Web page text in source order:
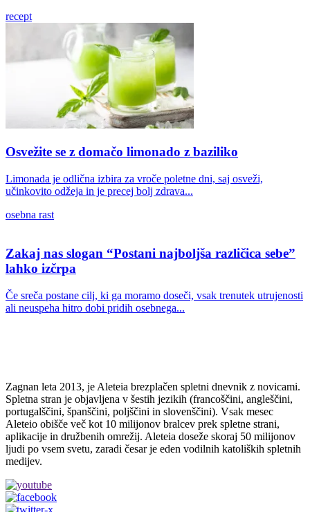
recept
Osvežite se z domačo limonado z baziliko
Limonada je odlična izbira za vroče poletne dni, saj osveži,
učinkovito odžeja in je precej bolj zdrava...
osebna rast
Zakaj nas slogan “Postani najboljša različica sebe”
lahko izčrpa
Če sreča postane cilj, ki ga moramo doseči, vsak trenutek utrujenosti
ali neuspeha hitro dobi pridih osebnega...
Zagnan leta 2013, je Aleteia brezplačen spletni dnevnik z novicami.
Spletna stran je objavljena v šestih jezikih (francoščini, angleščini,
portugalščini, španščini, poljščini in slovenščini). Vsak mesec
Aleteio obišče več kot 10 milijonov bralcev prek spletne strani,
aplikacije in družbenih omrežij. Aleteia doseže skoraj 50 milijonov
ljudi po vsem svetu, zaradi česar je eden vodilnih katoliških spletnih
medijev.